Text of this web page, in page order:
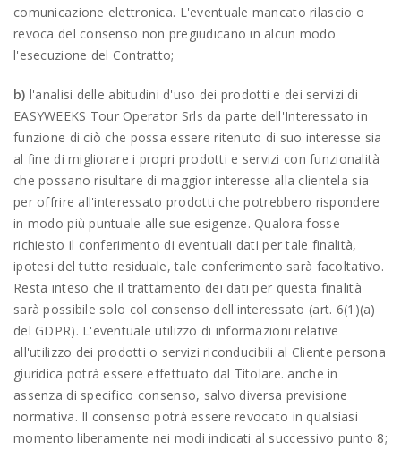
comunicazione elettronica. L'eventuale mancato rilascio o
revoca del consenso non pregiudicano in alcun modo
l'esecuzione del Contratto;
b) l'analisi delle abitudini d'uso dei prodotti e dei servizi di
EASYWEEKS Tour Operator Srls da parte dell'Interessato in
funzione di ciò che possa essere ritenuto di suo interesse sia
al fine di migliorare i propri prodotti e servizi con funzionalità
che possano risultare di maggior interesse alla clientela sia
per offrire all'interessato prodotti che potrebbero rispondere
in modo più puntuale alle sue esigenze. Qualora fosse
richiesto il conferimento di eventuali dati per tale finalità,
ipotesi del tutto residuale, tale conferimento sarà facoltativo.
Resta inteso che il trattamento dei dati per questa finalità
sarà possibile solo col consenso dell'interessato (art. 6(1)(a)
del GDPR). L'eventuale utilizzo di informazioni relative
all'utilizzo dei prodotti o servizi riconducibili al Cliente persona
giuridica potrà essere effettuato dal Titolare. anche in
assenza di specifico consenso, salvo diversa previsione
normativa. Il consenso potrà essere revocato in qualsiasi
momento liberamente nei modi indicati al successivo punto 8;